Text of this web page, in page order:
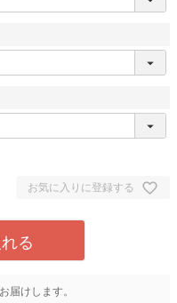
お気に入りに登録する
る
届けします。